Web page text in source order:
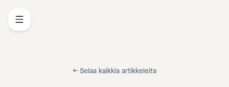
← Selaa kaikkia artikkeleita